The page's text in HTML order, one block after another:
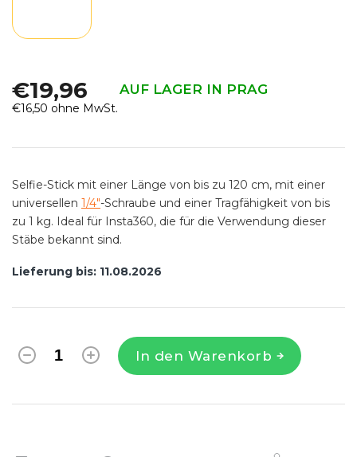
€19,96 AUF LAGER IN PRAG
€16,50 ohne MwSt.
Lieferung bis: 11.08.2026
In den Warenkorb
Selfie-Stick mit einer Länge von bis zu 120 cm, mit einer
universellen 1/4"-Schraube und einer Tragfähigkeit von bis
zu 1 kg. Ideal für Insta360, die für die Verwendung dieser
Stäbe bekannt sind.